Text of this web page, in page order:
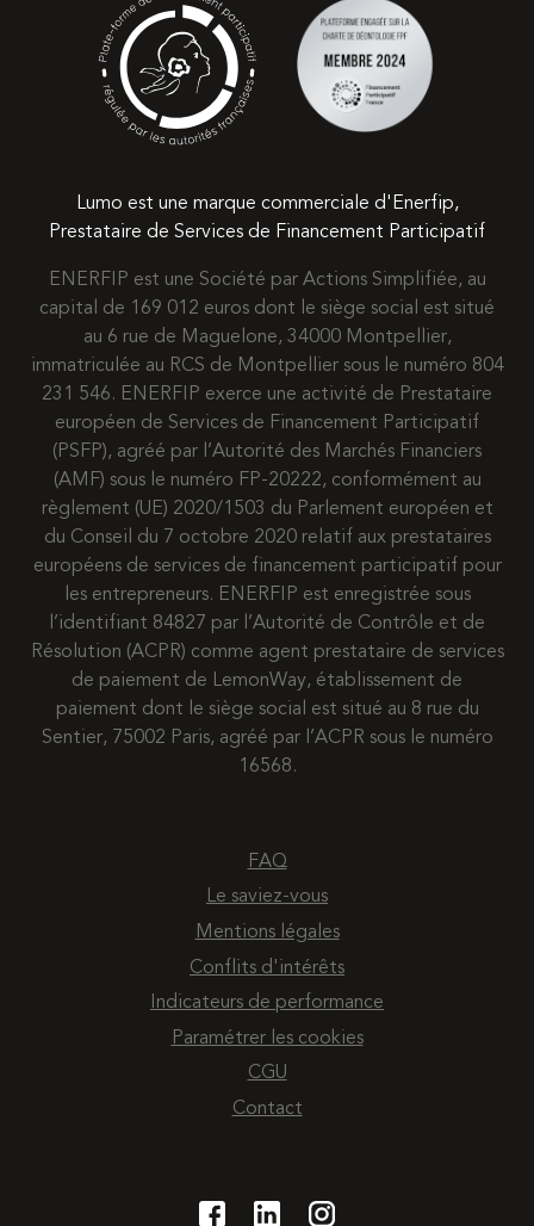
Lumo est une marque commerciale d'Enerfip,
Prestataire de Services de Financement Participatif
ENERFIP est une Société par Actions Simplifiée, au
capital de 169 012 euros dont le siège social est situé
au 6 rue de Maguelone, 34000 Montpellier,
immatriculée au RCS de Montpellier sous le numéro 804
231 546. ENERFIP exerce une activité de Prestataire
européen de Services de Financement Participatif
(PSFP), agréé par l’Autorité des Marchés Financiers
(AMF) sous le numéro FP-20222, conformément au
règlement (UE) 2020/1503 du Parlement européen et
du Conseil du 7 octobre 2020 relatif aux prestataires
européens de services de financement participatif pour
les entrepreneurs. ENERFIP est enregistrée sous
l’identifiant 84827 par l’Autorité de Contrôle et de
Résolution (ACPR) comme agent prestataire de services
de paiement de LemonWay, établissement de
paiement dont le siège social est situé au 8 rue du
Sentier, 75002 Paris, agréé par l’ACPR sous le numéro
16568.
FAQ
Le saviez-vous
Mentions légales
Conflits d'intérêts
Indicateurs de performance
Paramétrer les cookies
CGU
Contact